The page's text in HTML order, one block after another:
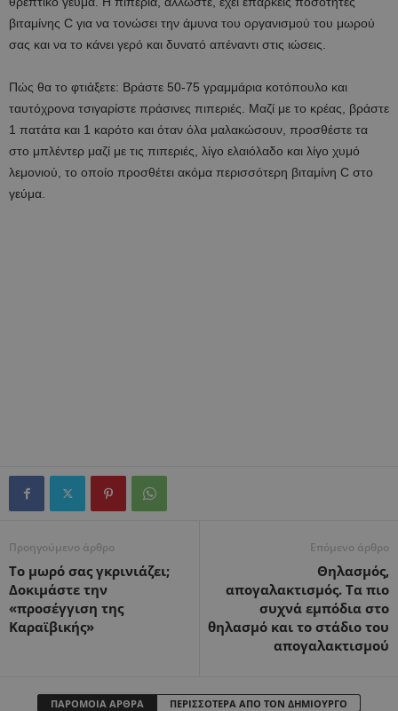
βιταμίνης C για να τονώσει την άμυνα του οργανισμού του μωρού
σας και να το κάνει γερό και δυνατό απέναντι στις ιώσεις.
Πώς θα το φτιάξετε: Βράστε 50-75 γραμμάρια κοτόπουλο και
ταυτόχρονα τσιγαρίστε πράσινες πιπεριές. Μαζί με το κρέας, βράστε
1 πατάτα και 1 καρότο και όταν όλα μαλακώσουν, προσθέστε τα
στο μπλέντερ μαζί με τις πιπεριές, λίγο ελαιόλαδο και λίγο χυμό
λεμονιού, το οποίο προσθέτει ακόμα περισσότερη βιταμίνη C στο
γεύμα.
Προηγούμενο άρθρο
To μωρό σας γκρινιάζει;
Δοκιμάστε την
«προσέγγιση της
Καραϊβικής»
Επόμενο άρθρο
Θηλασμός,
απογαλακτισμός. Τα πιο
συχνά εμπόδια στο
θηλασμό και το στάδιο του
απογαλακτισμού
ΠΑΡΟΜΟΙΑ ΑΡΘΡΑ ΠΕΡΙΣΣΟΤΕΡΑ ΑΠΟ ΤΟΝ ΔΗΜΙΟΥΡΓΟ